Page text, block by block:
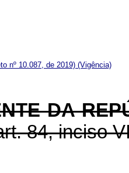
nº 10.087, de 2019) (Vigência)
DA
84, inciso